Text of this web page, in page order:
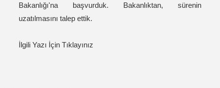
Bakanlığı'na başvurduk. Bakanlıktan, sürenin
uzatılmasını talep ettik.
İlgili Yazı İçin Tıklayınız